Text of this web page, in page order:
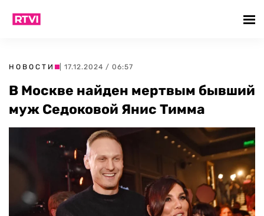
НОВОСТИ | 17.12.2024 / 06:57
В Москве найден мертвым бывший
муж Седоковой Янис Тимма